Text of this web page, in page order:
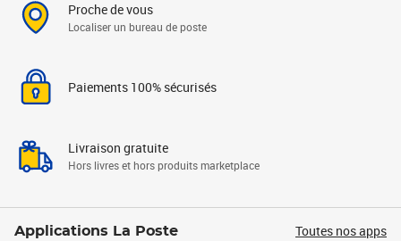
Proche de vous
Localiser un bureau de poste
Paiements 100% sécurisés
Livraison gratuite
Hors livres et hors produits marketplace
Applications La Poste Toutes nos apps